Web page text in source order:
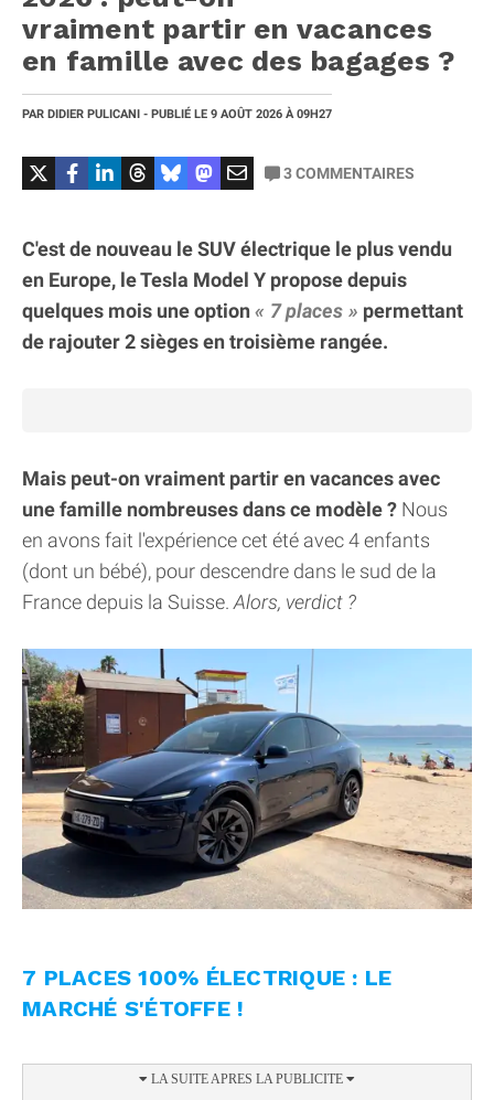
vraiment partir en vacances
en famille avec des bagages ?
PAR DIDIER PULICANI - PUBLIÉ LE 9 AOÛT 2026 À 09H27
3COMMENTAIRES
C'est de nouveau le SUV électrique le plus vendu
en Europe, le Tesla Model Y propose depuis
quelques mois une option
7 places
permettant
de rajouter 2 sièges en troisième rangée.
Mais peut-on vraiment partir en vacances avec
une famille nombreuses dans ce modèle ? Nous
en avons fait l'expérience cet été avec 4 enfants
(dont un bébé), pour descendre dans le sud de la
France depuis la Suisse. Alors, verdict ?
7 PLACES 100% ÉLECTRIQUE : LE
MARCHÉ S'ÉTOFFE !